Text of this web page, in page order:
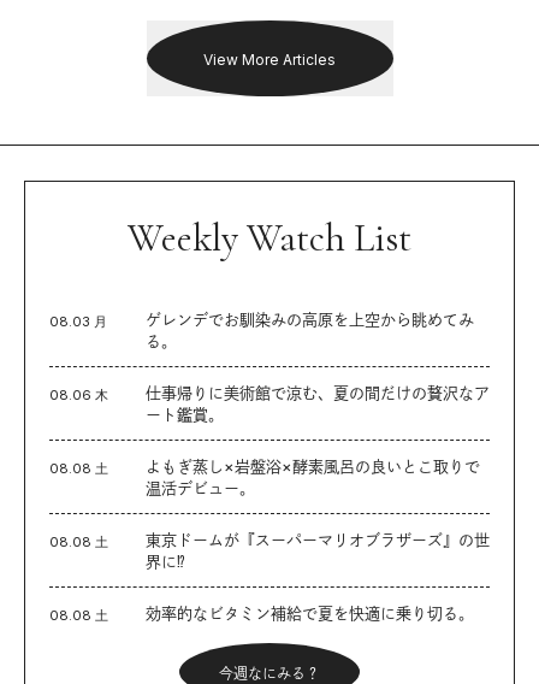
View More Articles
Weekly Watch List
08.03 月
ゲレンデでお馴染みの高原を上空から眺めてみ
る。
08.06 木
仕事帰りに美術館で涼む、夏の間だけの贅沢なア
ート鑑賞。
08.08 土
よもぎ蒸し×岩盤浴×酵素風呂の良いとこ取りで
温活デビュー。
08.08 土
東京ドームが『スーパーマリオブラザーズ』の世
界に⁉︎
08.08 土 効率的なビタミン補給で夏を快適に乗り切る。
今週なにみる？